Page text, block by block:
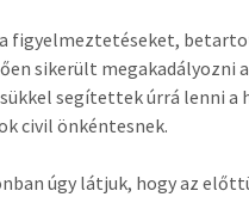
a figyelmeztetéseket,
sikerült megakadályozni
segítettek úrrá lenni a
civil önkéntesnek.
úgy látjuk, hogy az